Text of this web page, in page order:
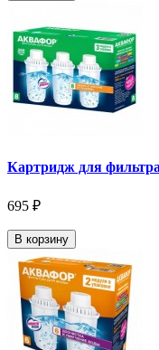
Картридж для
695 ₽
В корзину